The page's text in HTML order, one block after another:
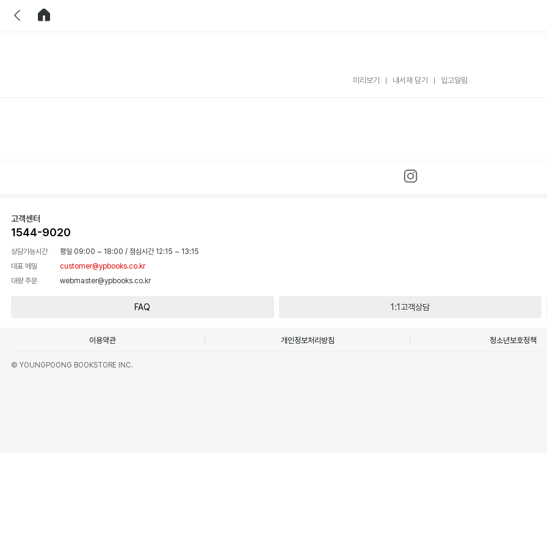
미리보기 내서재 담기 입고알림
고객센터
1544-9020
상담가능시간 평일 09:00 ~ 18:00 / 점심시간 12:15 ~ 13:15
대표 메일
customer@ypbooks.co.kr
대량 주문
webmaster@ypbooks.co.kr
FAQ 1:1고객상담
이용약관 개인정보처리방침 청소년보호정책
© YOUNGPOONG BOOKSTORE INC.